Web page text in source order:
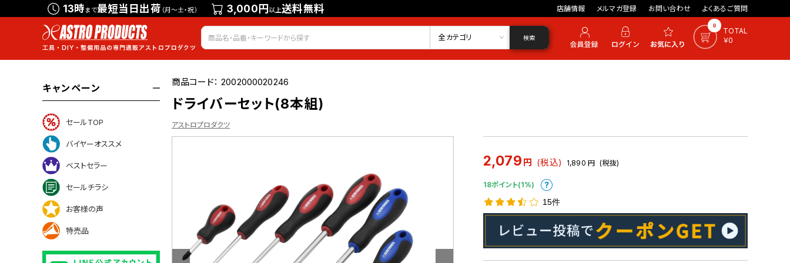
13時まで最短当日出荷 （月～土・祝） 3,000円以上送料無料 店舗情報 メルマガ登録 お問い合わせ よくあるご質問
会員登録 ログイン お気に入り 0
TOTAL
￥0
全カテゴリ 検索
キャンペーン
セールTOP
バイヤーオススメ
ベストセラー
セールチラシ
お客様の声
特売品
商品コード：2002000020246
ドライバーセット(8本組)
アストロプロダクツ
2,079 円 (税込) 1,890 円 (税抜)
18ポイント(1%)
15件